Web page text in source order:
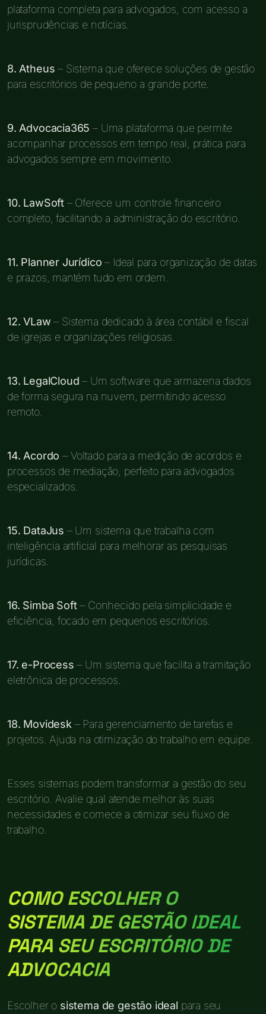
plataforma completa para advogados, com acesso a
jurisprudências e notícias.
8. Atheus – Sistema que oferece soluções de gestão
para escritórios de pequeno a grande porte.
9. Advocacia365 – Uma plataforma que permite
acompanhar processos em tempo real, prática para
advogados sempre em movimento.
10. LawSoft – Oferece um controle financeiro
completo, facilitando a administração do escritório.
11. Planner Jurídico – Ideal para organização de datas
e prazos, mantém tudo em ordem.
12. VLaw – Sistema dedicado à área contábil e fiscal
de igrejas e organizações religiosas.
13. LegalCloud – Um software que armazena dados
de forma segura na nuvem, permitindo acesso
remoto.
14. Acordo – Voltado para a medição de acordos e
processos de mediação, perfeito para advogados
especializados.
15. DataJus – Um sistema que trabalha com
inteligência artificial para melhorar as pesquisas
jurídicas.
16. Simba Soft– Conhecido pela simplicidade e
eficiência, focado em pequenos escritórios.
17. e-Process – Um sistema que facilita a tramitação
eletrônica de processos.
18. Movidesk – Para gerenciamento de tarefas e
projetos. Ajuda na otimização do trabalho em equipe.
Esses sistemas podem transformar a gestão do seu
escritório. Avalie qual atende melhor às suas
necessidades e comece a otimizar seu fluxo de
trabalho.
COMO ESCOLHER O
SISTEMA DE GESTÃO IDEAL
PARA SEU ESCRITÓRIO DE
ADVOCACIA
Escolher o sistema de gestão ideal para seu